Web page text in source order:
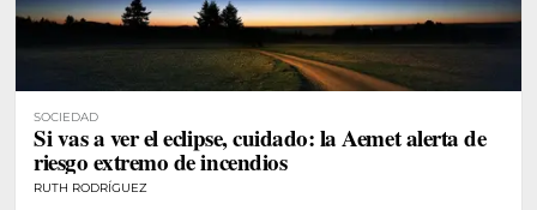
SOCIEDAD
Si vas a ver el eclipse, cuidado: la Aemet alerta de
riesgo extremo de incendios
RUTH RODRÍGUEZ